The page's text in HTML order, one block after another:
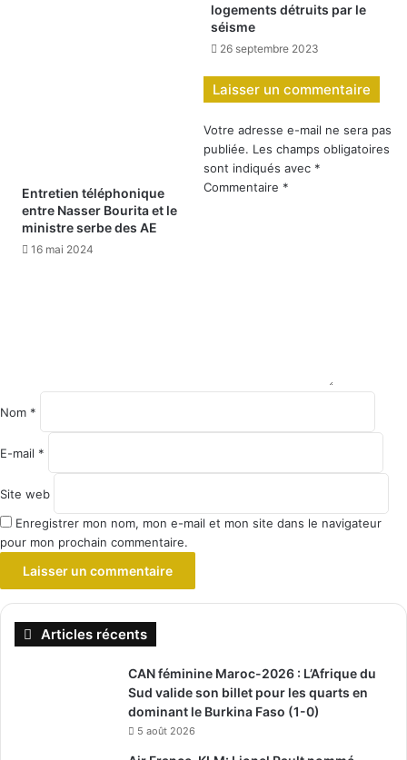
logements détruits par le
séisme
26 septembre 2023
Entretien téléphonique
entre Nasser Bourita et le
ministre serbe des AE
16 mai 2024
Laisser un commentaire
Votre adresse e-mail ne sera pas
publiée. Les champs obligatoires
sont indiqués avec *
Commentaire *
Nom *
E-mail *
Site web
Enregistrer mon nom, mon e-mail et mon site dans le navigateur
pour mon prochain commentaire.
Articles récents
CAN féminine Maroc-2026 : L’Afrique du
Sud valide son billet pour les quarts en
dominant le Burkina Faso (1-0)
5 août 2026